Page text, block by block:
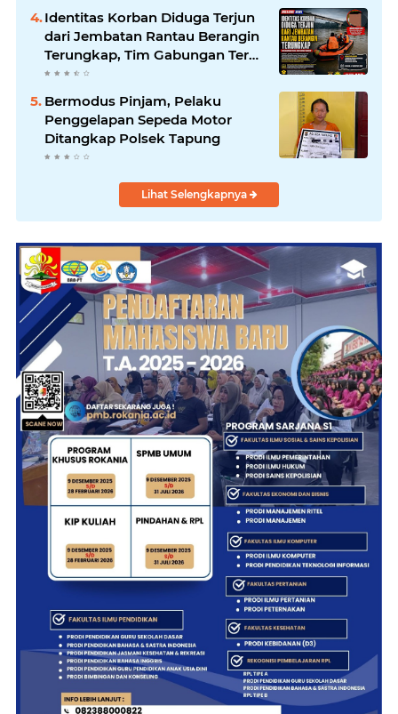
Identitas Korban Diduga Terjun
dari Jembatan Rantau Berangin
Terungkap, Tim Gabungan Terus
Sisir Sungai Kampar
Bermodus Pinjam, Pelaku
Penggelapan Sepeda Motor
Ditangkap Polsek Tapung
Lihat Selengkapnya